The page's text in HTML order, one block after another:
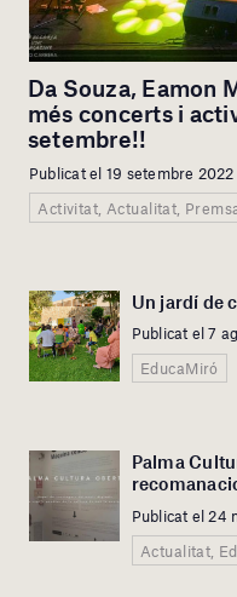
Da Souza, Eamon
més concerts i
setembre!!
Publicat el 19 setembre 2022
Activitat, Actualitat,
Un jardí de
Publicat el 7
EducaMiró
Palma
Publicat el 24
Actualitat,